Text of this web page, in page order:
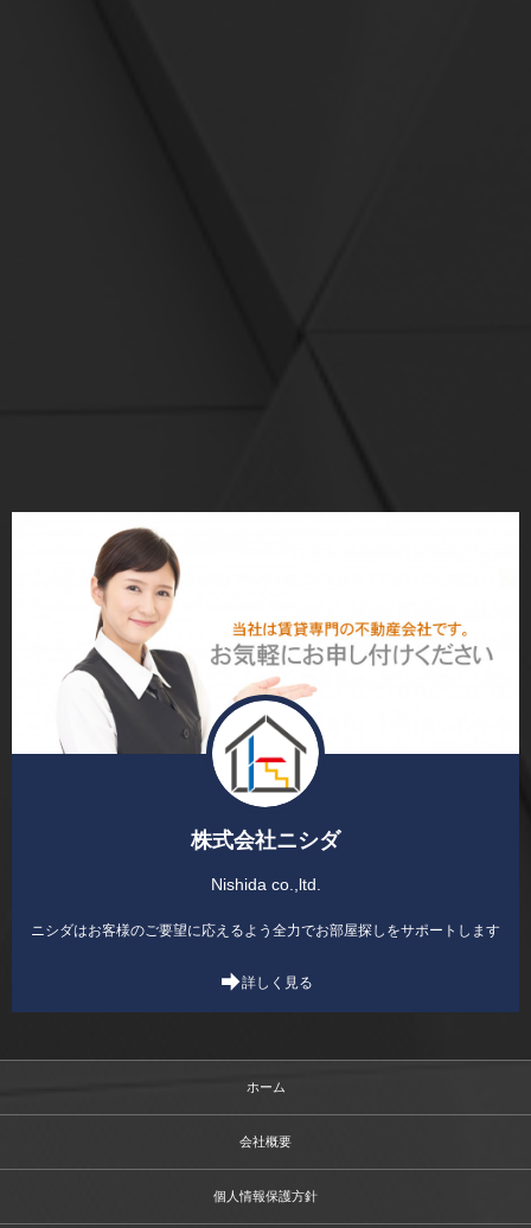
株式会社ニシダ
Nishida co.,ltd.
ニシダはお客様のご要望に応えるよう全力でお部屋探しをサポートします
詳しく見る
ホーム
会社概要
個人情報保護方針